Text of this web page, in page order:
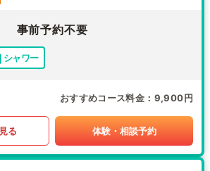
事前予約不要
シャワー
おすすめコース料金 9,900円
る 体験・相談予約